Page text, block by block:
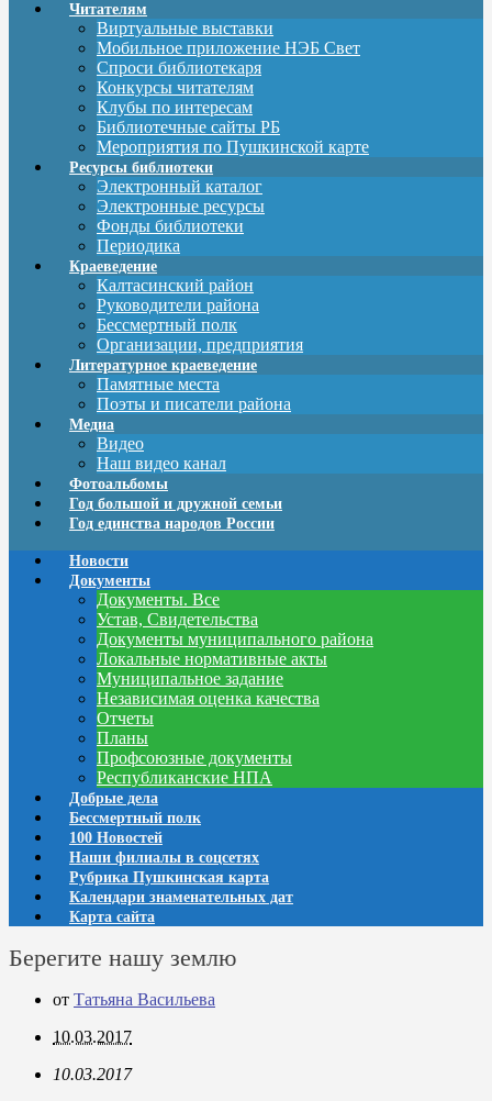
Читателям
Виртуальные выставки
Мобильное приложение НЭБ Свет
Спроси библиотекаря
Конкурсы читателям
Клубы по интересам
Библиотечные сайты РБ
Мероприятия по Пушкинской карте
Ресурсы библиотеки
Электронный каталог
Электронные ресурсы
Фонды библиотеки
Периодика
Краеведение
Калтасинский район
Руководители района
Бессмертный полк
Организации, предприятия
Литературное краеведение
Памятные места
Поэты и писатели района
Медиа
Видео
Наш видео канал
Фотоальбомы
Год большой и дружной семьи
Год единства народов России
Новости
Документы
Документы. Все
Устав, Свидетельства
Документы муниципального района
Локальные нормативные акты
Муниципальное задание
Независимая оценка качества
Отчеты
Планы
Профсоюзные документы
Республиканские НПА
Добрые дела
Бессмертный полк
100 Новостей
Наши филиалы в соцсетях
Рубрика Пушкинская карта
Календари знаменательных дат
Карта сайта
Берегите нашу землю
от Татьяна Васильева
10.03.2017
10.03.2017